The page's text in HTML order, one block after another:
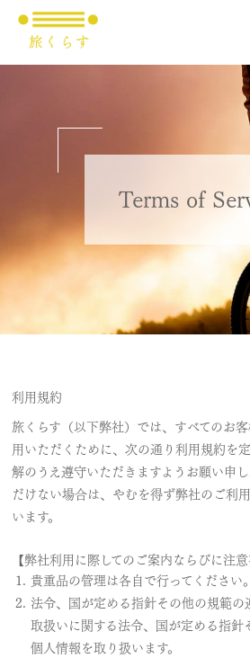
ス
Terms of
利用規約
旅くらす（以下弊社）では、すべてのお
用いただくために、次の通り利用規約を
解のうえ遵守いただきますようお願い申
だけない場合は、やむを得ず弊社のご利
います。
【弊社利用に際してのご案内ならびに注意
貴重品の管理は各自で行ってください。
法令、国が定める指針その他の規範
取扱いに関する法令、国が定める指針
個人情報を取り扱います。